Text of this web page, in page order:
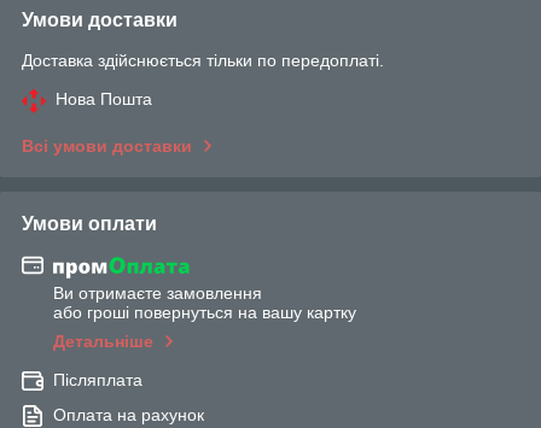
Умови доставки
Доставка здійснюється тільки по передоплаті.
Нова Пошта
Всі умови доставки
Умови оплати
Ви отримаєте замовлення
або гроші повернуться на вашу картку
Детальніше
Післяплата
Оплата на рахунок